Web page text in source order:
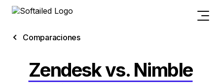
Comparaciones
Zendesk vs. Nimble